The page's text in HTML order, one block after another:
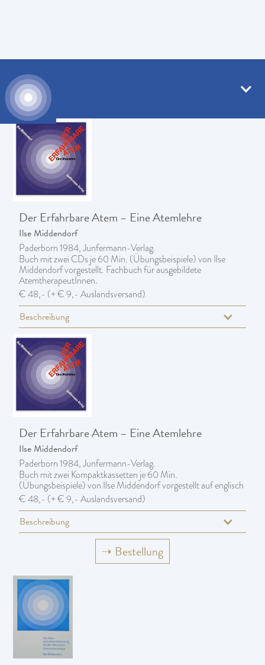
Der Erfahrbare Atem – Eine Atemlehre
Ilse Middendorf
Paderborn 1984, Junfermann-Verlag.
Buch mit zwei CDs je 60 Min. (Übungsbeispiele) von Ilse
Middendorf vorgestellt. Fachbuch für ausgebildete
AtemtherapeutInnen.
€ 48,- (+ € 9,- Auslandsversand)
Beschreibung
Der Erfahrbare Atem – Eine Atemlehre
Ilse Middendorf
Paderborn 1984, Junfermann-Verlag.
Buch mit zwei Kompaktkassetten je 60 Min.
(Übungsbeispiele) von Ilse Middendorf vorgestellt auf englisch
€ 48,- (+ € 9,- Auslandsversand)
Beschreibung
➝ Bestellung